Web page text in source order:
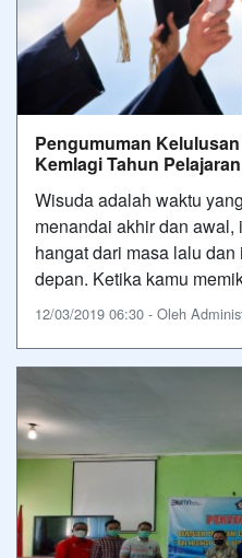
Pengumuman
Kemlagi Tahun
Wisuda adalah waktu
menandai akhir dan
hangat dari masa lalu
depan. Ketika kamu
12/03/2019 06:30 - Oleh